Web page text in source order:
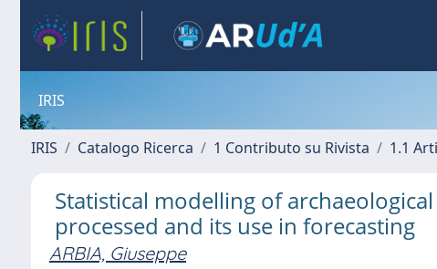
IRIS
IRIS Catalogo Ricerca 1 Contributo su Rivista 1.1
Statistical modelling of
processed and its use in forecasting
ARBIA, Giuseppe